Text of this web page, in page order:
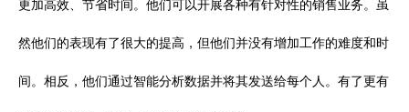
更加高效、节省时间。他们可以开展各种有针对性的销售业务。虽
然他们的表现有了很大的提高，但他们并没有增加工作的难度和时
间。相反，他们通过智能分析数据并将其发送给每个人。有了更有